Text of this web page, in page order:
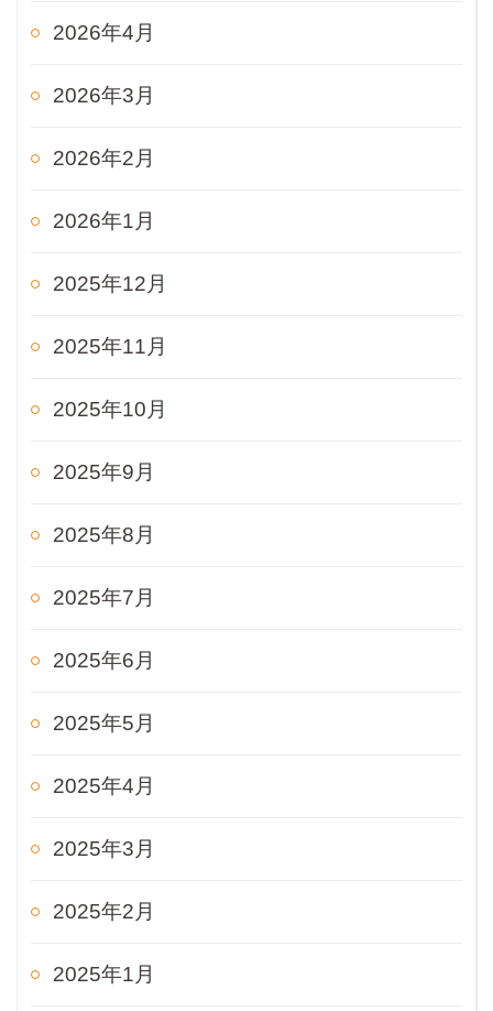
2026年4月
2026年3月
2026年2月
2026年1月
2025年12月
2025年11月
2025年10月
2025年9月
2025年8月
2025年7月
2025年6月
2025年5月
2025年4月
2025年3月
2025年2月
2025年1月